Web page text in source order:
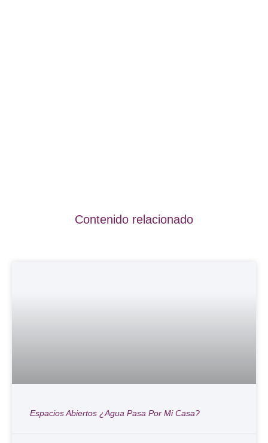
Contenido relacionado
Espacios Abiertos ¿Agua Pasa Por Mi Casa?